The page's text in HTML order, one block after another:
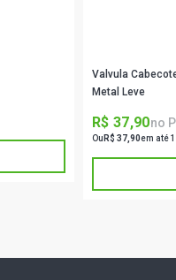
Valvula
Metal Leve
R$ 37,90no
Ou R$ 37,90em até